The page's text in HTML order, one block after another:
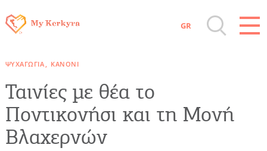
Αξιοθέατα, Αγορά
Παραλίες, Φύση
GR
ΨΥΧΑΓΩΓΊΑ ΚΑΝΌΝΙ
Ταινίες με θέα το
Ποντικονήσι και τη Μονή
Βλαχερνών